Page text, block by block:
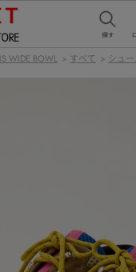
WIDE BOWL > すべて > シュー